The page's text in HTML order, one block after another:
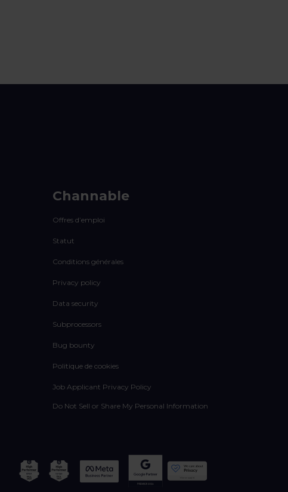
Channable
Offres d’emploi
Statut
Conditions générales
Privacy policy
Data security
Subprocessors
Bug bounty
Politique de cookies
Job Applicant Privacy Policy
Do Not Sell or Share My Personal Information